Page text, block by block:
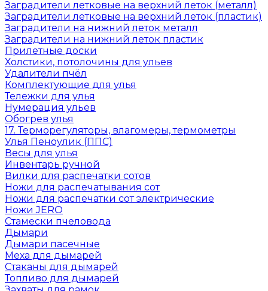
Заградители летковые на верхний леток (металл)
Заградители летковые на верхний леток (пластик)
Заградители на нижний леток металл
Заградители на нижний леток пластик
Прилетные доски
Холстики, потолочины для ульев
Удалители пчёл
Комплектующие для улья
Тележки для улья
Нумерация ульев
Обогрев улья
17. Терморегуляторы, влагомеры, термометры
Улья Пеноулик (ППС)
Весы для улья
Инвентарь ручной
Вилки для распечатки сотов
Ножи для распечатывания сот
Ножи для распечатки сот электрические
Ножи JERO
Стамески пчеловода
Дымари
Дымари пасечные
Меха для дымарей
Стаканы для дымарей
Топливо для дымарей